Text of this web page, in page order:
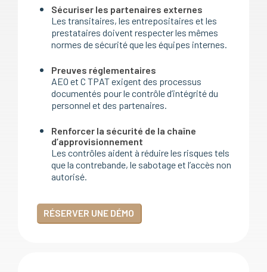
Sécuriser les partenaires externes
Les transitaires, les entrepositaires et les
prestataires doivent respecter les mêmes
normes de sécurité que les équipes internes.
Preuves réglementaires
AEO et C TPAT exigent des processus
documentés pour le contrôle d’intégrité du
personnel et des partenaires.
Renforcer la sécurité de la chaîne
d’approvisionnement
Les contrôles aident à réduire les risques tels
que la contrebande, le sabotage et l’accès non
autorisé.
RÉSERVER UNE DÉMO